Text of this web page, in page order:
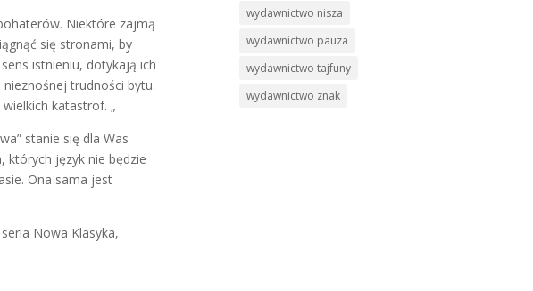
Niektóre zajmą
się stronami, by
istnieniu, dotykają ich
trudności bytu.
katastrof. „
stanie się dla Was
których język nie będzie
Ona sama jest
Nowa Klasyka,
wydawnictwo nisza
wydawnictwo pauza
wydawnictwo tajfuny
wydawnictwo znak